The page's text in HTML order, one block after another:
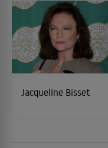
Jacqueline Bisset